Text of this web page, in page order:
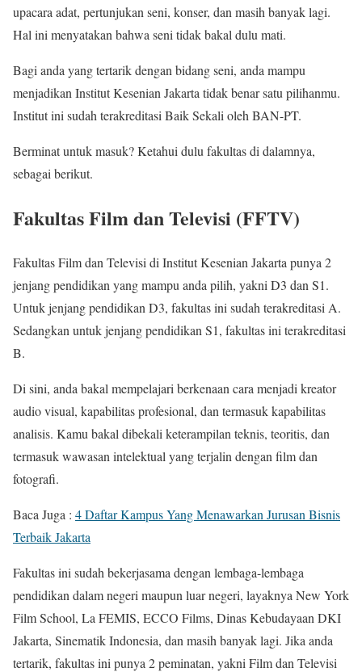
upacara adat, pertunjukan seni, konser, dan masih banyak lagi.
Hal ini menyatakan bahwa seni tidak bakal dulu mati.
Bagi anda yang tertarik dengan bidang seni, anda mampu
menjadikan Institut Kesenian Jakarta tidak benar satu pilihanmu.
Institut ini sudah terakreditasi Baik Sekali oleh BAN-PT.
Berminat untuk masuk? Ketahui dulu fakultas di dalamnya,
sebagai berikut.
Fakultas Film dan Televisi (FFTV)
Fakultas Film dan Televisi di Institut Kesenian Jakarta punya 2
jenjang pendidikan yang mampu anda pilih, yakni D3 dan S1.
Untuk jenjang pendidikan D3, fakultas ini sudah terakreditasi A.
Sedangkan untuk jenjang pendidikan S1, fakultas ini terakreditasi
B.
Di sini, anda bakal mempelajari berkenaan cara menjadi kreator
audio visual, kapabilitas profesional, dan termasuk kapabilitas
analisis. Kamu bakal dibekali keterampilan teknis, teoritis, dan
termasuk wawasan intelektual yang terjalin dengan film dan
fotografi.
Baca Juga : 4 Daftar Kampus Yang Menawarkan Jurusan Bisnis
Terbaik Jakarta
Fakultas ini sudah bekerjasama dengan lembaga-lembaga
pendidikan dalam negeri maupun luar negeri, layaknya New York
Film School, La FEMIS, ECCO Films, Dinas Kebudayaan DKI
Jakarta, Sinematik Indonesia, dan masih banyak lagi. Jika anda
tertarik, fakultas ini punya 2 peminatan, yakni Film dan Televisi